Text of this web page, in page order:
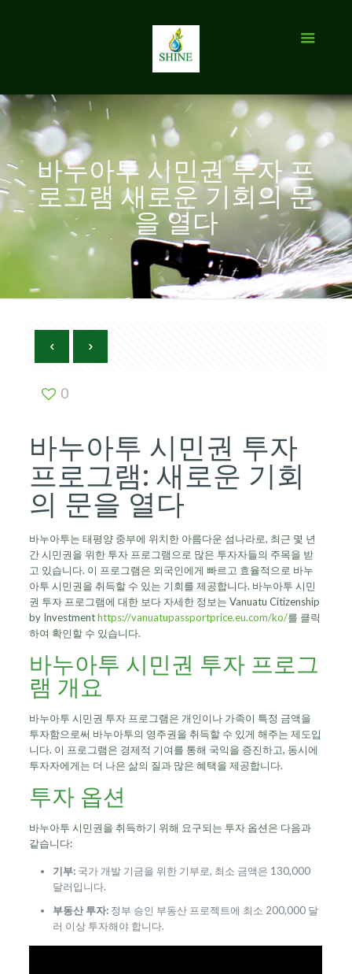
바누아투 시민권 투자 프
로그램 새로운 기회의 문
을 열다
0
바누아투 시민권 투자
프로그램: 새로운 기회
의 문을 열다
바누아투는 태평양 중부에 위치한 아름다운 섬나라로, 최근 몇 년
간 시민권을 위한 투자 프로그램으로 많은 투자자들의 주목을 받
고 있습니다. 이 프로그램은 외국인에게 빠르고 효율적으로 바누
아투 시민권을 취득할 수 있는 기회를 제공합니다. 바누아투 시민
권 투자 프로그램에 대한 보다 자세한 정보는 Vanuatu Citizenship
by Investmenthttps://vanuatupassportprice.eu.com/ko/를 클릭
하여 확인할 수 있습니다.
바누아투 시민권 투자 프로그
램 개요
바누아투 시민권 투자 프로그램은 개인이나 가족이 특정 금액을
투자함으로써 바누아투의 영주권을 취득할 수 있게 해주는 제도입
니다. 이 프로그램은 경제적 기여를 통해 국익을 증진하고, 동시에
투자자에게는 더 나은 삶의 질과 많은 혜택을 제공합니다.
투자 옵션
바누아투 시민권을 취득하기 위해 요구되는 투자 옵션은 다음과
같습니다:
기부: 국가 개발 기금을 위한 기부로, 최소 금액은 130,000
달러입니다.
부동산 투자: 정부 승인 부동산 프로젝트에 최소 200,000 달
러 이상 투자해야 합니다.